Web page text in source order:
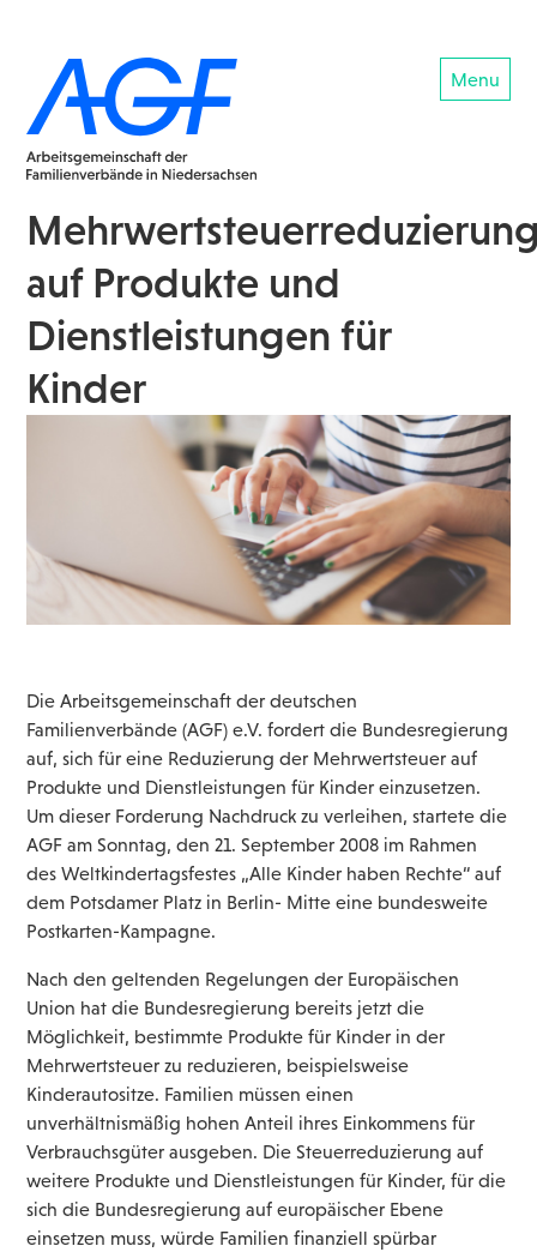
Menu
auf Produkte und
Dienstleistungen für
Kinder
Die Arbeitsgemeinschaft der deutschen
Familienverbände (AGF) e.V. fordert die Bundesregierung
auf, sich für eine Reduzierung der Mehrwertsteuer auf
Produkte und Dienstleistungen für Kinder einzusetzen.
Um dieser Forderung Nachdruck zu verleihen, startete die
AGF am Sonntag, den 21. September 2008 im Rahmen
des Weltkindertagsfestes „Alle Kinder haben Rechte“ auf
dem Potsdamer Platz in Berlin- Mitte eine bundesweite
Postkarten-Kampagne.
Nach den geltenden Regelungen der Europäischen
Union hat die Bundesregierung bereits jetzt die
Möglichkeit, bestimmte Produkte für Kinder in der
Mehrwertsteuer zu reduzieren, beispielsweise
Kinderautositze. Familien müssen einen
unverhältnismäßig hohen Anteil ihres Einkommens für
Verbrauchsgüter ausgeben. Die Steuerreduzierung auf
weitere Produkte und Dienstleistungen für Kinder, für die
sich die Bundesregierung auf europäischer Ebene
einsetzen muss, würde Familien finanziell spürbar